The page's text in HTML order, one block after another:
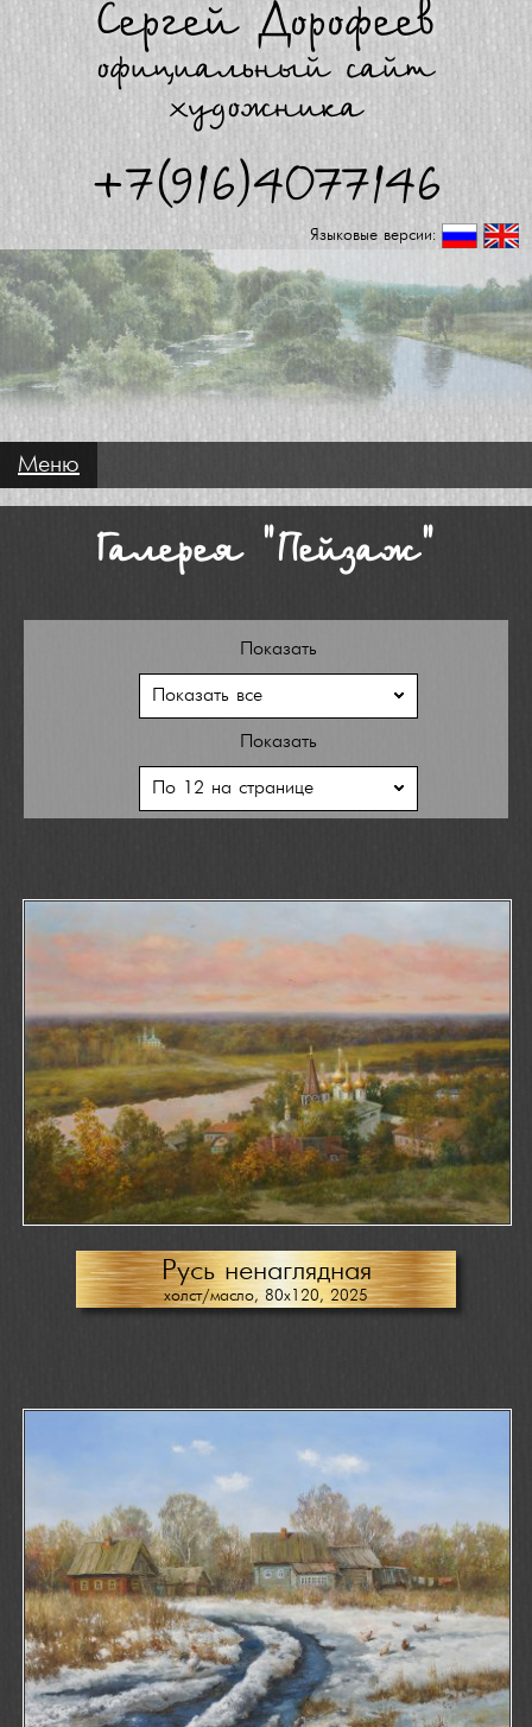
Сергей Дорофеев
официальный сайт
художника
+7(916)4077146
Языковые версии:
Меню
Галерея "Пейзаж"
Показать
Показать
Русь ненаглядная
холст/масло, 80х120, 2025